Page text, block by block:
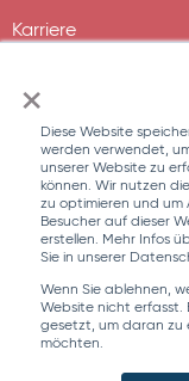
×
Diese Website
werden verwendet,
unserer Website zu
können. Wir nutzen
zu optimieren und um
Besucher auf dieser
erstellen. Mehr Infos
Sie in unserer
Wenn Sie ablehnen,
Website nicht erfasst.
gesetzt, um daran zu
möchten.
Karriere